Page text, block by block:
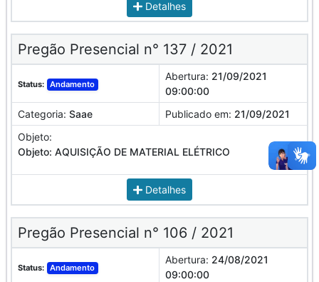
Detalhes
Pregão Presencial n° 137 / 2021
Status: Andamento
Abertura: 21/09/2021
09:00:00
Categoria: Saae Publicado em: 21/09/2021
Objeto:
Objeto: AQUISIÇÃO DE MATERIAL ELÉTRICO
Detalhes
Pregão Presencial n° 106 / 2021
Status: Andamento
Abertura: 24/08/2021
09:00:00